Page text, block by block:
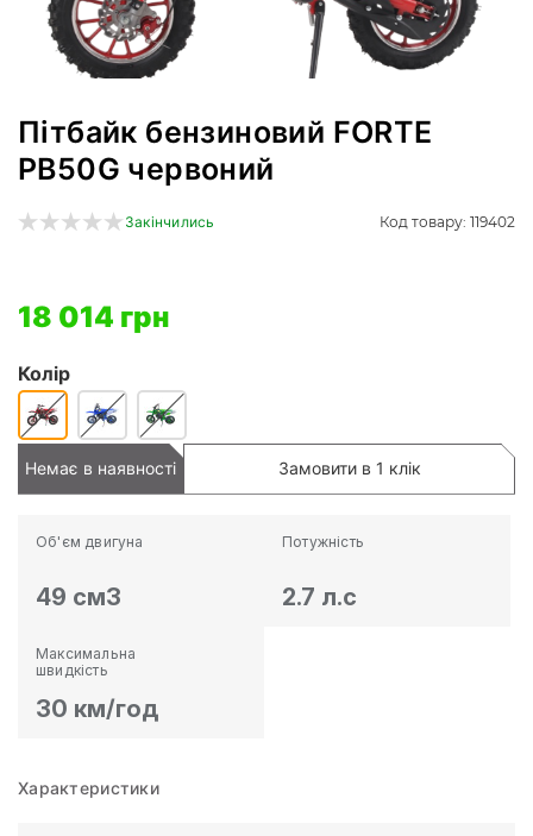
Пітбайк бензиновий FORTE
PB50G червоний
Закінчились Код товару: 119402
18 014 грн
Колір
Немає в наявності Замовити в 1 клік
Об'єм двигуна
49 см3
Потужність
2.7 л.с
Максимальна
швидкість
30 км/год
Характеристики